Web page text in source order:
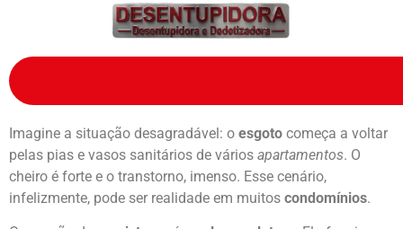
Imagine a situação desagradável: o esgoto começa a voltar
pelas pias e vasos sanitários de vários apartamentos. O
cheiro é forte e o transtorno, imenso. Esse cenário,
infelizmente, pode ser realidade em muitos condomínios.